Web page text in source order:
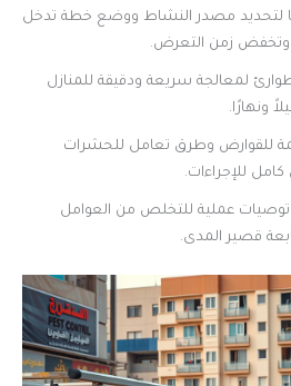
لتحديد مصدر النشاط ووضع خطة تدخل
وتخفض زمن التعرض.
لمعالجة سريعة ودقيقة للمنازل
ونهارًا.
للقوارض وطرق تعامل للحشرات
للإجراءات.
توصيات عملية للتخلص من العوامل
قصير المدى.